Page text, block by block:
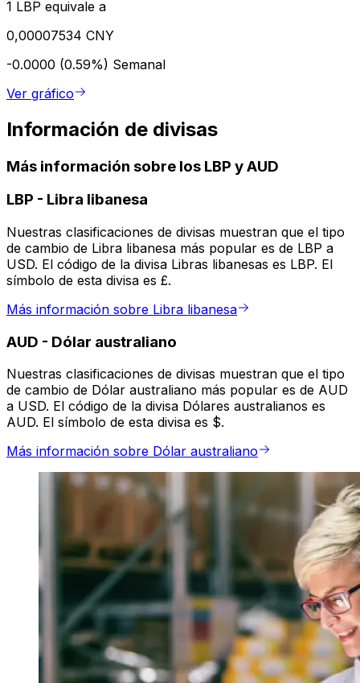
1 LBP equivale a
0,00007534 CNY
-0.0000 (0.59%) Semanal
Ver gráfico
Información de divisas
Más información sobre los LBP y AUD
LBP - Libra libanesa
Nuestras clasificaciones de divisas muestran que el tipo
de cambio de Libra libanesa más popular es de LBP a
USD. El código de la divisa Libras libanesas es LBP. El
símbolo de esta divisa es £.
Más información sobre Libra libanesa
AUD - Dólar australiano
Nuestras clasificaciones de divisas muestran que el tipo
de cambio de Dólar australiano más popular es de AUD
a USD. El código de la divisa Dólares australianos es
AUD. El símbolo de esta divisa es $.
Más información sobre Dólar australiano